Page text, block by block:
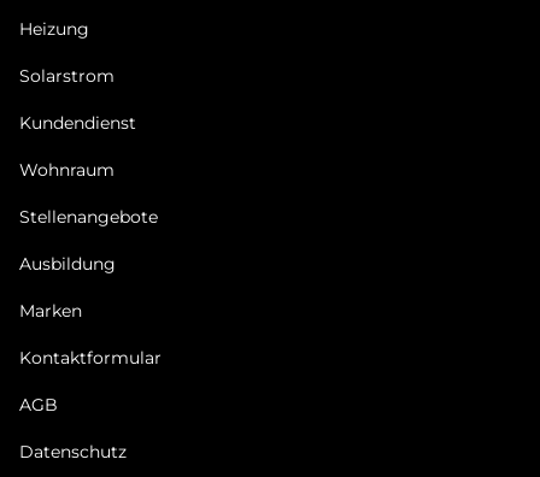
Heizung
Solarstrom
Kundendienst
Wohnraum
Stellenangebote
Ausbildung
Marken
Kontaktformular
AGB
Datenschutz